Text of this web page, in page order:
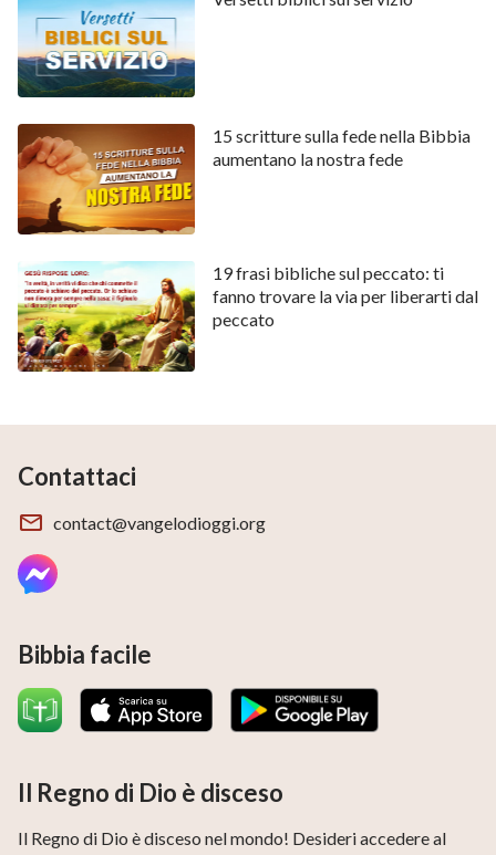
Le mie ossa non t’erano nascoste, quand’io fui
formato in occulto e tessuto nelle parti più basse della
terra.
Salmi 139:16
I tuoi occhi videro la massa informe del mio corpo; e
nel tuo libro erano tutti scritti i giorni che m’eran
destinati, quando nessun d’essi era sorto ancora.
15 scritture sulla fede nella Bibbia
aumentano la nostra fede
19 frasi bibliche sul peccato: ti
fanno trovare la via per liberarti dal
peccato
Contattaci
contact@vangelodioggi.org
Bibbia facile
Il Regno di Dio è disceso
Il Regno di Dio è disceso nel mondo! Desideri accedere al